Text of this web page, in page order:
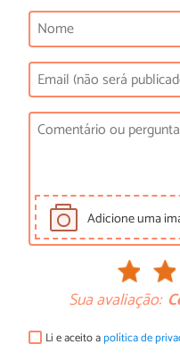
Adicione uma
Sua avaliação:
Li e aceito apolítica de